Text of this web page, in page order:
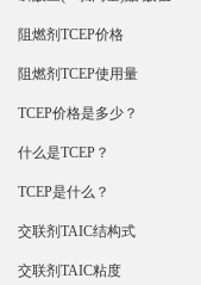
阻燃剂TCEP价格
阻燃剂TCEP使用量
TCEP价格是多少？
什么是TCEP？
TCEP是什么？
交联剂TAIC结构式
交联剂TAIC粘度